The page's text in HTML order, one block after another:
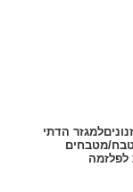
למגזר הדתי
מטבחים
לפלזמה